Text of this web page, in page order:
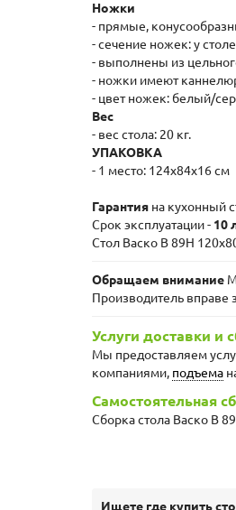
Ножки
- прямые,
- сечение ножек: у
- выполнены из
- ножки имеют
- цвет ножек: белый/
Вес
- вес стола: 20 кг.
УПАКОВКА
- 1 место: 124х84х16 см
Гарантия на кухонный
Срок эксплуатации - 10
Стол Васко В 89Н
Обращаем внимание
Производитель вправе
Услуги доставки и
Мы предоставляем
компаниями, подъема
Самостоятельная
Сборка стола Васко В
Ищете где купить